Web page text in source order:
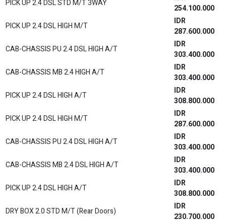
PICK UP 2.4 DSL STD M/T 3WAY
254.100.000
PICK UP 2.4 DSL HIGH M/T
IDR
287.600.000
CAB-CHASSIS PU 2.4 DSL HIGH A/T
IDR
303.400.000
CAB-CHASSIS MB 2.4 HIGH A/T
IDR
303.400.000
PICK UP 2.4 DSL HIGH A/T
IDR
308.800.000
PICK UP 2.4 DSL HIGH M/T
IDR
287.600.000
CAB-CHASSIS PU 2.4 DSL HIGH A/T
IDR
303.400.000
CAB-CHASSIS MB 2.4 DSL HIGH A/T
IDR
303.400.000
PICK UP 2.4 DSL HIGH A/T
IDR
308.800.000
DRY BOX 2.0 STD M/T (Rear Doors)
IDR
230.700.000